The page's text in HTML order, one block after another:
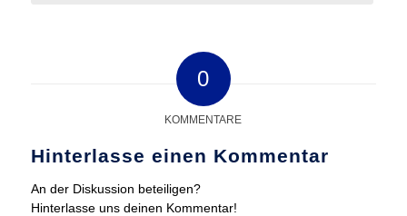
0
KOMMENTARE
Hinterlasse einen Kommentar
An der Diskussion beteiligen?
Hinterlasse uns deinen Kommentar!